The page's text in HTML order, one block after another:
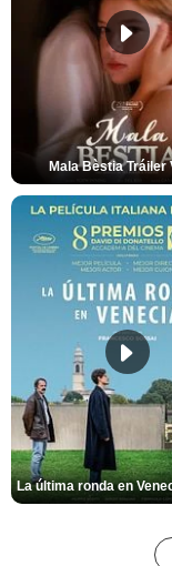
Mala Bèstia Tráiler